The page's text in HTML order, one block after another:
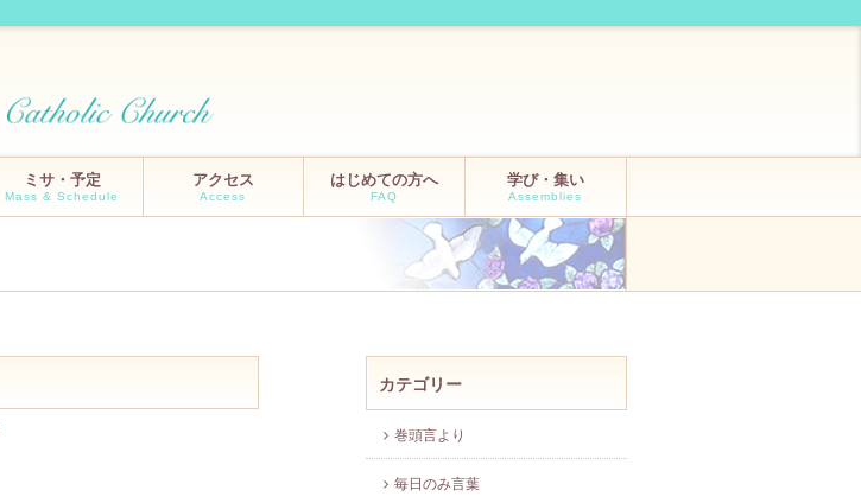
ミサ・予定
Mass & Schedule
アクセス
Access
はじめての方へ
FAQ
学び・集い
Assemblies
カテゴリー
巻頭言より
毎日のみ言葉